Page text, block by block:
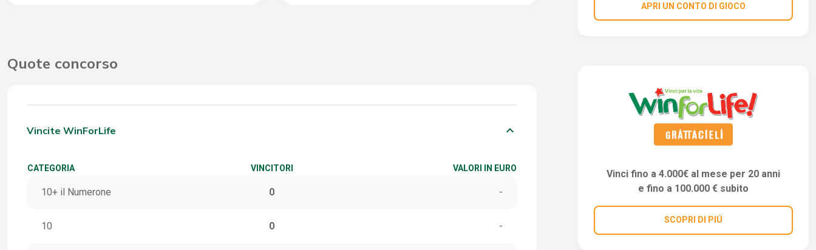
Quote concorso
Vincite WinForLife keyboard_arrow_down
CATEGORIA VINCITORI VALORI IN EURO
10+ il Numerone 0 -
10 0 -
APRI UN CONTO DI GIOCO
Vinci fino a 4.000€ al mese per 20 anni
e fino a 100.000 € subito
SCOPRI DI PIÚ